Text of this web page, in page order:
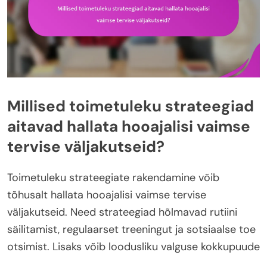
Millised toimetuleku strateegiad
aitavad hallata hooajalisi vaimse
tervise väljakutseid?
Toimetuleku strateegiate rakendamine võib
tõhusalt hallata hooajalisi vaimse tervise
väljakutseid. Need strateegiad hõlmavad rutiini
säilitamist, regulaarset treeningut ja sotsiaalse toe
otsimist. Lisaks võib loodusliku valguse kokkupuude